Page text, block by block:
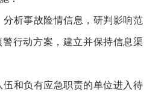
分析事故险情信息，研判影响范
行动方案，建立并保持信息渠
伍和负有应急职责的单位进入待